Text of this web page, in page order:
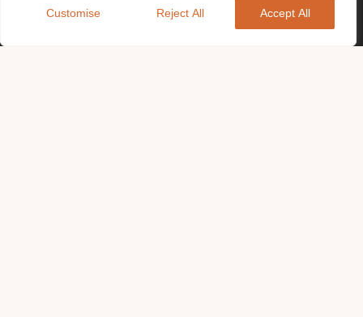
Customise Reject All Accept All